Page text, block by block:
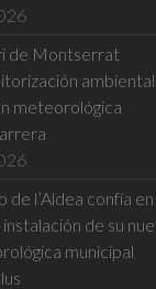
de Montserrat
ambiental
meteorológica
de l’Aldea confía en
de su
municipal